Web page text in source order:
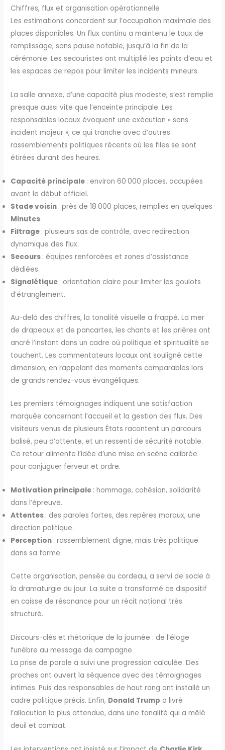
Chiffres, flux et organisation opérationnelle
Les estimations concordent sur l’occupation maximale des
places disponibles. Un flux continu a maintenu le taux de
remplissage, sans pause notable, jusqu’à la fin de la
cérémonie. Les secouristes ont multiplié les points d’eau et
les espaces de repos pour limiter les incidents mineurs.
La salle annexe, d’une capacité plus modeste, s’est remplie
presque aussi vite que l’enceinte principale. Les
responsables locaux évoquent une exécution « sans
incident majeur », ce qui tranche avec d’autres
rassemblements politiques récents où les files se sont
étirées durant des heures.
Capacité principale : environ 60 000 places, occupées
avant le début officiel.
Stade voisin : près de 18 000 places, remplies en quelques
Minutes.
Filtrage : plusieurs sas de contrôle, avec redirection
dynamique des flux.
Secours : équipes renforcées et zones d’assistance
dédiées.
Signalétique : orientation claire pour limiter les goulots
d’étranglement.
Au-delà des chiffres, la tonalité visuelle a frappé. La mer
de drapeaux et de pancartes, les chants et les prières ont
ancré l’instant dans un cadre où politique et spiritualité se
touchent. Les commentateurs locaux ont souligné cette
dimension, en rappelant des moments comparables lors
de grands rendez-vous évangéliques.
Les premiers témoignages indiquent une satisfaction
marquée concernant l’accueil et la gestion des flux. Des
visiteurs venus de plusieurs États racontent un parcours
balisé, peu d’attente, et un ressenti de sécurité notable.
Ce retour alimente l’idée d’une mise en scène calibrée
pour conjuguer ferveur et ordre.
Motivation principale : hommage, cohésion, solidarité
dans l’épreuve.
Attentes : des paroles fortes, des repères moraux, une
direction politique.
Perception : rassemblement digne, mais très politique
dans sa forme.
Cette organisation, pensée au cordeau, a servi de socle à
la dramaturgie du jour. La suite a transformé ce dispositif
en caisse de résonance pour un récit national très
structuré.
Discours-clés et rhétorique de la journée : de l’éloge
funèbre au message de campagne
La prise de parole a suivi une progression calculée. Des
proches ont ouvert la séquence avec des témoignages
intimes. Puis des responsables de haut rang ont installé un
cadre politique précis. Enfin, Donald Trump a livré
l’allocution la plus attendue, dans une tonalité qui a mêlé
deuil et combat.